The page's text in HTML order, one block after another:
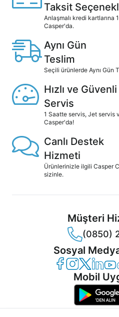
Taksit
Anlaşmalı kredi
Casper'da.
Aynı Gün
Teslim
Seçili ürünlerde Aynı Gün
Hızlı ve Güvenli
Servis
1 Saatte servis, Jet servis
Casper'da!
Canlı Destek
Hizmeti
Ürünlerinizle ilgili Casper
sizinle.
Müşteri
(0850)
Sosyal
Casper
CasperCasperCasper
Mobil